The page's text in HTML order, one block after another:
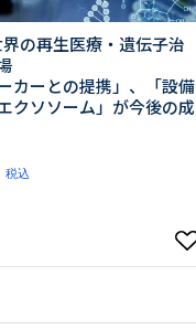
ス
患者・ドクター調査
の再生医療・遺伝子治
カーとの提携」、「設備
クソソーム」が今後の成
税込